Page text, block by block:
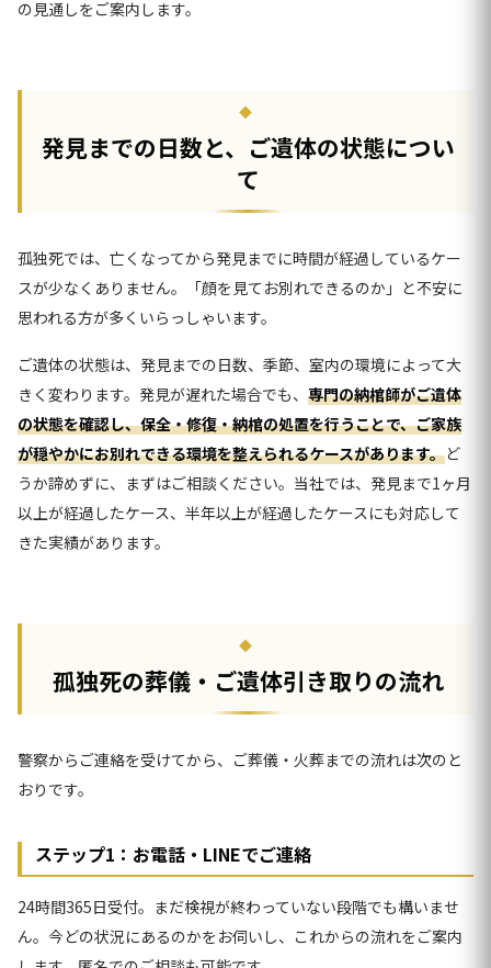
の見通しをご案内します。
発見までの日数と、ご遺体の状態につい
て
孤独死では、亡くなってから発見までに時間が経過しているケー
スが少なくありません。「顔を見てお別れできるのか」と不安に
思われる方が多くいらっしゃいます。
ご遺体の状態は、発見までの日数、季節、室内の環境によって大
きく変わります。発見が遅れた場合でも、 専門の納棺師がご遺体
の状態を確認し、保全・修復・納棺の処置を行うことで、ご家族
が穏やかにお別れできる環境を整えられるケースがあります。ど
うか諦めずに、まずはご相談ください。当社では、発見まで1ヶ月
以上が経過したケース、半年以上が経過したケースにも対応して
きた実績があります。
孤独死の葬儀・ご遺体引き取りの流れ
警察からご連絡を受けてから、ご葬儀・火葬までの流れは次のと
おりです。
ステップ1：お電話・LINEでご連絡
24時間365日受付。まだ検視が終わっていない段階でも構いませ
ん。今どの状況にあるのかをお伺いし、これからの流れをご案内